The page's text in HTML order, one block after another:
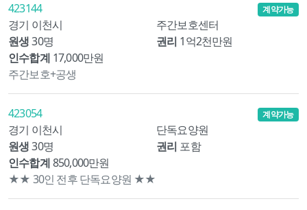
423144
경기 이천시
주간보호센터
원생 30명 권리 1억2천만원
인수합계 17,000만원
계약가능
주간보호+공생
423054
경기 이천시
단독요양원
원생 30명 권리 포함
인수합계850,000만원
계약가능
★★ 30인 전후 단독요양원 ★★